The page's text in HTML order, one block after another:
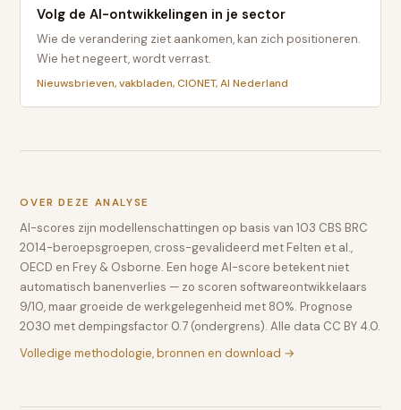
Volg de AI-ontwikkelingen in je sector
Wie de verandering ziet aankomen, kan zich positioneren.
Wie het negeert, wordt verrast.
Nieuwsbrieven, vakbladen, CIONET, AI Nederland
OVER DEZE ANALYSE
AI-scores zijn modellenschattingen op basis van 103 CBS BRC
2014-beroepsgroepen, cross-gevalideerd met Felten et al.,
OECD en Frey & Osborne. Een hoge AI-score betekent niet
automatisch banenverlies — zo scoren softwareontwikkelaars
9/10, maar groeide de werkgelegenheid met 80%. Prognose
2030 met dempingsfactor 0.7 (ondergrens). Alle data CC BY 4.0.
Volledige methodologie, bronnen en download →